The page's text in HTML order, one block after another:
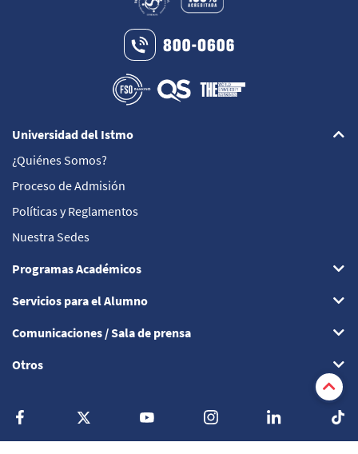
Universidad del Istmo
¿Quiénes Somos?
Proceso de Admisión
Políticas y Reglamentos
Nuestra Sedes
Programas Académicos
Servicios para el Alumno
Comunicaciones / Sala de prensa
Otros